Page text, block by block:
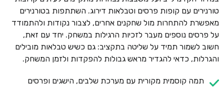
טורנירים עם קופות פרסים וטבלאות דירוג. השתתפות בטורנירים
מאפשרת להתחרות מול שחקנים אחרים, לצבור נקודות ולהתמודד
על פרסים נוספים מעבר לזכיות הרגילות במשחק. יחד עם זאת,
חשוב לשמור תמיד על שליטה בתקציב: גם כשיש טבלאות מובילים
והגרלות, כדאי להגדיר מראש גבולות להפקדות ולזמן המשחק.
תמה קוסמית מקורית עם מערכת שלבים, הישגים ופרסים